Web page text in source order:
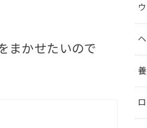
まかせたいので